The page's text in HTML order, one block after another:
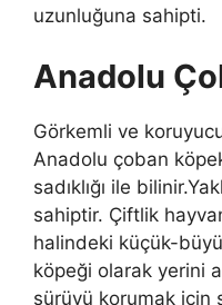
uzunluğuna sahipti.
Anadolu
Görkemli ve
Anadolu çoban
sadıklığı ile
sahiptir. Çiftlik
halindeki küçük-
köpeği olarak yerini
sürüyü korumak için